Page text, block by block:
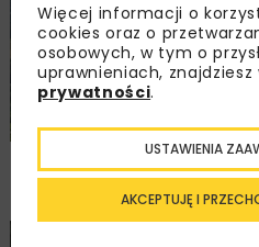
PKP PLK ogłosiły
– Szczyrzyc projektu
Więcej informacji o
cookies oraz o
osobowych, w tym o
uprawnieniach, znajdziesz
prywatności.
AKCEPTUJĘ I
USTAWIENIA